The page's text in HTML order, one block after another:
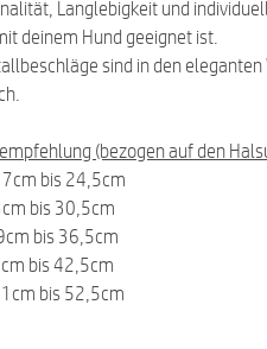
Langlebigkeit und
deinem Hund geeignet ist.
sind in den
(bezogen auf den
bis 24,5cm
bis 30,5cm
bis 36,5cm
bis 42,5cm
bis 52,5cm